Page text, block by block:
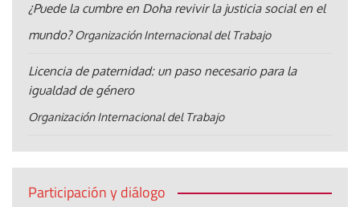
¿Puede la cumbre en Doha revivir la justicia social en el
mundo? Organización Internacional del Trabajo
Licencia de paternidad: un paso necesario para la
igualdad de género
Organización Internacional del Trabajo
Participación y diálogo